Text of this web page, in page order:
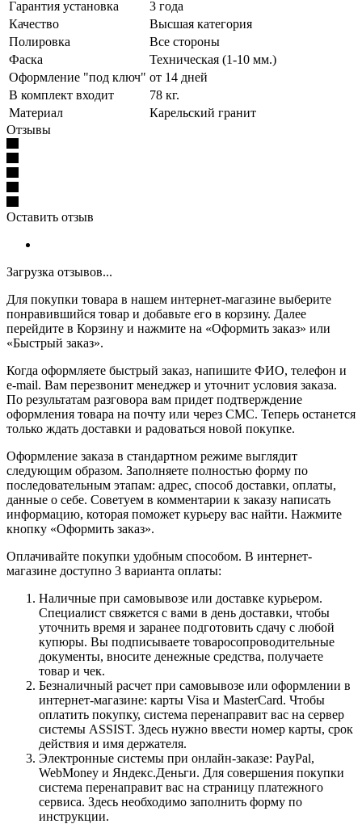
Гарантия установка
3 года
Качество
Высшая категория
Полировка
Все стороны
Фаска
Техническая (1-10 мм.)
Оформление "под ключ" от 14 дней
В комплект входит
78 кг.
Материал
Карельский гранит
Отзывы
Оставить отзыв
Загрузка отзывов...
Для покупки товара в нашем интернет-магазине выберите
понравившийся товар и добавьте его в корзину. Далее
перейдите в Корзину и нажмите на «Оформить заказ» или
«Быстрый заказ».
Когда оформляете быстрый заказ, напишите ФИО, телефон и
e-mail. Вам перезвонит менеджер и уточнит условия заказа.
По результатам разговора вам придет подтверждение
оформления товара на почту или через СМС. Теперь останется
только ждать доставки и радоваться новой покупке.
Оформление заказа в стандартном режиме выглядит
следующим образом. Заполняете полностью форму по
последовательным этапам: адрес, способ доставки, оплаты,
данные о себе. Советуем в комментарии к заказу написать
информацию, которая поможет курьеру вас найти. Нажмите
кнопку «Оформить заказ».
Оплачивайте покупки удобным способом. В интернет-
магазине доступно 3 варианта оплаты:
Наличные при самовывозе или доставке курьером.
Специалист свяжется с вами в день доставки, чтобы
уточнить время и заранее подготовить сдачу с любой
купюры. Вы подписываете товаросопроводительные
документы, вносите денежные средства, получаете
товар и чек.
Безналичный расчет при самовывозе или оформлении в
интернет-магазине: карты Visa и MasterCard. Чтобы
оплатить покупку, система перенаправит вас на сервер
системы ASSIST. Здесь нужно ввести номер карты, срок
действия и имя держателя.
Электронные системы при онлайн-заказе: PayPal,
WebMoney и Яндекс.Деньги. Для совершения покупки
система перенаправит вас на страницу платежного
сервиса. Здесь необходимо заполнить форму по
инструкции.